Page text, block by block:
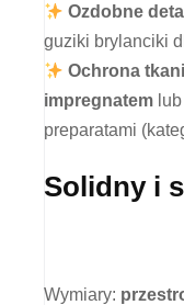
Ozdobne
guziki brylanciki
Ochrona
impregnatem
preparatami
Solidny i
Wymiary: